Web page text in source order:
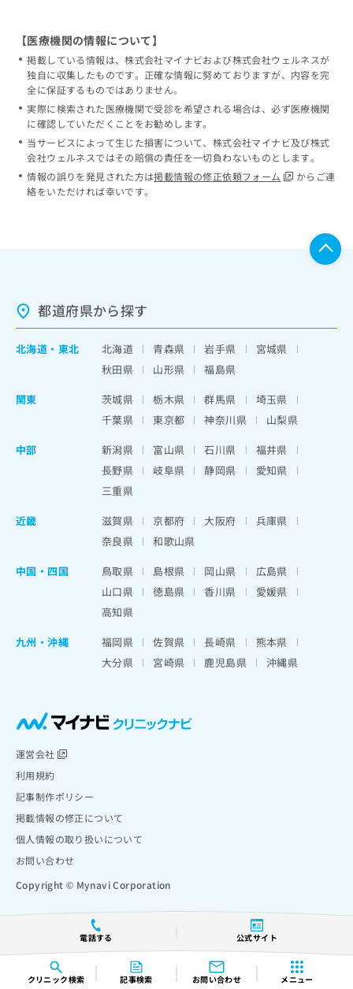
クリニック検索 記事検索 お問い合わせ メニュー
電話する 公式サイト
【医療機関の情報について】
掲載している情報は、株式会社マイナビおよび株式会社ウェルネスが
独自に収集したものです。正確な情報に努めておりますが、内容を完
全に保証するものではありません。
実際に検索された医療機関で受診を希望される場合は、必ず医療機関
に確認していただくことをお勧めします。
当サービスによって生じた損害について、株式会社マイナビ及び株式
会社ウェルネスではその賠償の責任を一切負わないものとします。
情報の誤りを発見された方は掲載情報の修正依頼フォーム
からご連
絡をいただければ幸いです。
都道府県から探す
北海道 ・ 東北 北海道 青森県 岩手県
宮城県
秋田県
山形県
福島県
関東
茨城県 栃木県 群馬県
埼玉県
千葉県
東京都 神奈川県
山梨県
中部
新潟県 富山県 石川県
福井県
長野県
岐阜県 静岡県
愛知県
三重県
近畿
滋賀県 京都府 大阪府
兵庫県
奈良県
和歌山県
中国・四国
鳥取県 島根県 岡山県
広島県
山口県
徳島県 香川県
愛媛県
高知県
九州・沖縄
福岡県 佐賀県 長崎県
熊本県
大分県
宮崎県 鹿児島県 沖縄県
運営会社
利用規約
記事制作ポリシー
掲載情報の修正について
個人情報の取り扱いについて
お問い合わせ
Copyright © Mynavi Corporation